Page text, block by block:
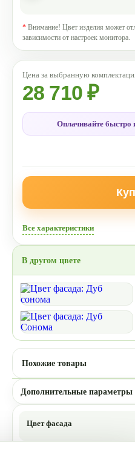
* Внимание! Цвет изделия может
зависимости от настроек монитора.
28 710 ₽
Оплачивайте быстро
Все характеристики
В другом цвете
Похожие товары
Дополнительные параметры
Цвет фасада